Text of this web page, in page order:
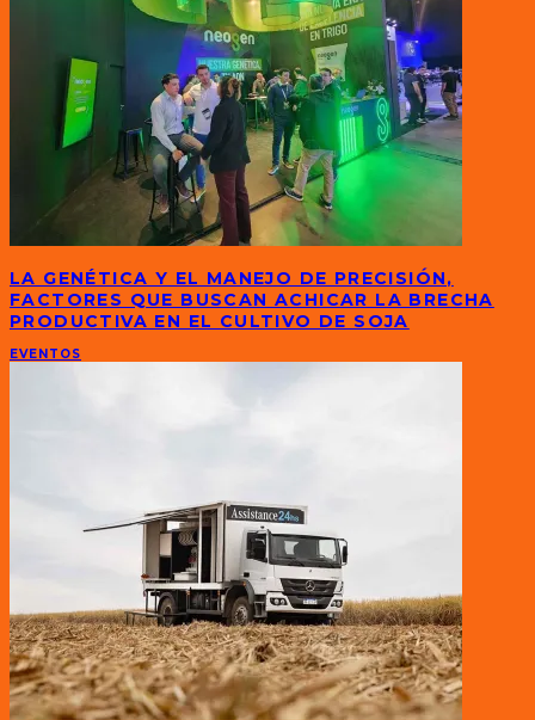
LA GENÉTICA Y EL MANEJO DE PRECISIÓN,
FACTORES QUE BUSCAN ACHICAR LA BRECHA
PRODUCTIVA EN EL CULTIVO DE SOJA
EVENTOS